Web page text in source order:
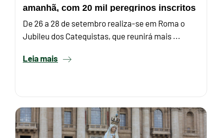
amanhã, com 20 mil peregrinos inscritos
De 26 a 28 de setembro realiza-se em Roma o
Jubileu dos Catequistas, que reunirá mais ...
Leia mais